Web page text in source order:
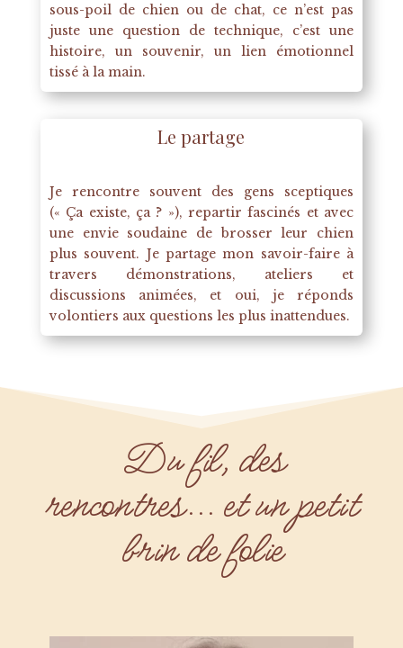
sous-poil de chien ou de chat, ce n’est pas
juste une question de technique, c’est une
histoire, un souvenir, un lien émotionnel
tissé à la main.
Le partage
Je rencontre souvent des gens sceptiques
(« Ça existe, ça ? »), repartir fascinés et avec
une envie soudaine de brosser leur chien
plus souvent. Je partage mon savoir-faire à
travers démonstrations, ateliers et
discussions animées, et oui, je réponds
volontiers aux questions les plus inattendues.
Du fil, des
rencontres... et un petit
brin de folie